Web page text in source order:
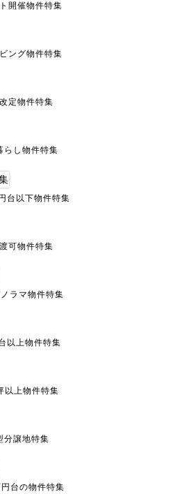
開催物件特集
ング物件特集
定物件特集
らし物件特集
台以下物件特集
可物件特集
ラマ物件特集
以上物件特集
以上物件特集
分譲地特集
台の物件特集